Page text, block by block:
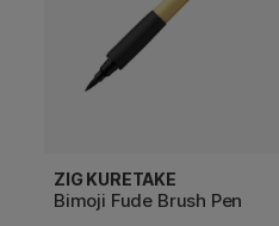
ZIG KURETAKE
Bimoji Fude Brush Pen